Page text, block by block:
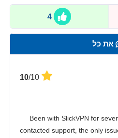
4
את כל
לקוחות
/10
Been with SlickVPN for
contacted support, the only